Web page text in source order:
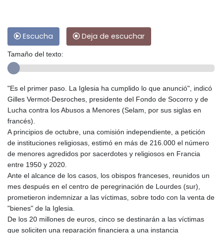
Escucha Deja de escuchar
Tamaño del texto:
"Es el primer paso. La Iglesia ha cumplido lo que anunció", indicó
Gilles Vermot-Desroches, presidente del Fondo de Socorro y de
Lucha contra los Abusos a Menores (Selam, por sus siglas en
francés).
A principios de octubre, una comisión independiente, a petición
de instituciones religiosas, estimó en más de 216.000 el número
de menores agredidos por sacerdotes y religiosos en Francia
entre 1950 y 2020.
Ante el alcance de los casos, los obispos franceses, reunidos un
mes después en el centro de peregrinación de Lourdes (sur),
prometieron indemnizar a las víctimas, sobre todo con la venta de
"bienes" de la Iglesia.
De los 20 millones de euros, cinco se destinarán a las víctimas
que soliciten una reparación financiera a una instancia